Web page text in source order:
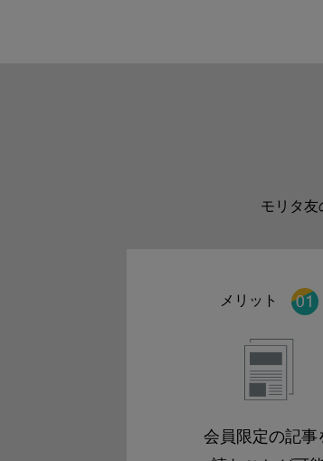
モリタ友
メリット
会員限定の記事